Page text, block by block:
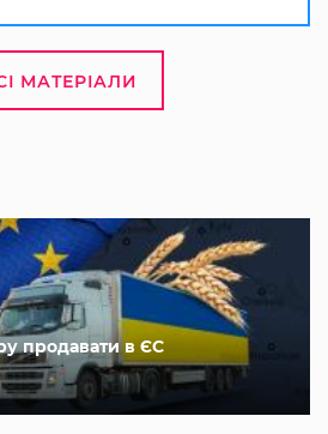
МАТЕРІАЛИ
продавати в ЄС